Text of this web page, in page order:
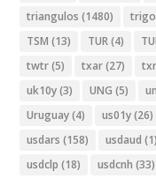
triangulos (1480) trigo
TSM (13) TUR(4)
twtr(5) txar(27)
uk10y(3) UNG (5)
Uruguay(4) us01y(26)
usdars (158) usdaud (1)
usdclp (18) usdcnh (33)